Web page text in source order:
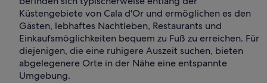
Küstengebiete von Cala d'Or und ermöglichen es den
Gästen, lebhaftes Nachtleben, Restaurants und
Einkaufsmöglichkeiten bequem zu Fuß zu erreichen. Für
diejenigen, die eine ruhigere Auszeit suchen, bieten
abgelegenere Orte in der Nähe eine entspannte
Umgebung.